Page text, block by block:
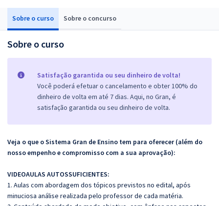
Sobre o curso Sobre o concurso
Sobre o curso
Satisfação garantida ou seu dinheiro de volta!
Você poderá efetuar o cancelamento e obter 100% do
dinheiro de volta em até 7 dias. Aqui, no Gran, é
satisfação garantida ou seu dinheiro de volta.
Veja o que o Sistema Gran de Ensino tem para oferecer (além do
nosso empenho e compromisso com a sua aprovação):
VIDEOAULAS AUTOSSUFICIENTES:
1. Aulas com abordagem dos tópicos previstos no edital, após
minuciosa análise realizada pelo professor de cada matéria.